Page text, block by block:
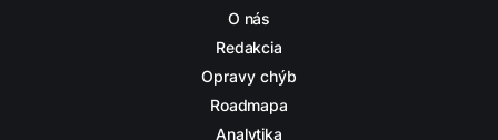
O nás
Redakcia
Opravy chýb
Roadmapa
Analytika